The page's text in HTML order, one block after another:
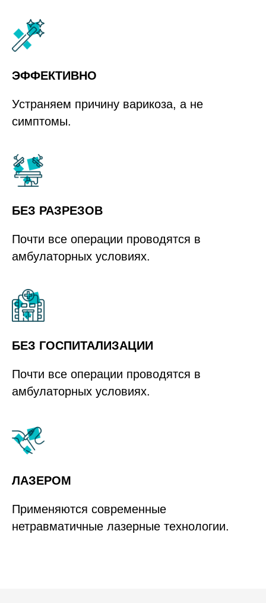
ЭФФЕКТИВНО
Устраняем причину варикоза, а не
симптомы.
БЕЗ РАЗРЕЗОВ
Почти все операции проводятся в
амбулаторных условиях.
БЕЗ ГОСПИТАЛИЗАЦИИ
Почти все операции проводятся в
амбулаторных условиях.
ЛАЗЕРОМ
Применяются современные
нетравматичные лазерные технологии.